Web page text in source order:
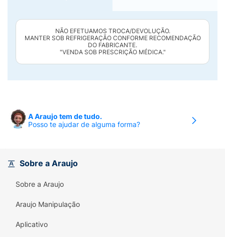
NÃO EFETUAMOS TROCA/DEVOLUÇÃO.
MANTER SOB REFRIGERAÇÃO CONFORME RECOMENDAÇÃO
DO FABRICANTE.
"VENDA SOB PRESCRIÇÃO MÉDICA."
A Araujo tem de tudo.
Posso te ajudar de alguma forma?
Sobre a Araujo
Sobre a Araujo
Araujo Manipulação
Aplicativo